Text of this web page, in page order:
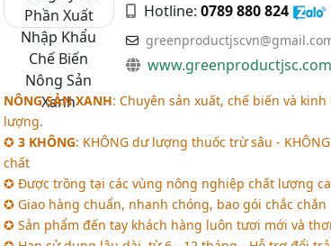
Hotline: 0789 880 824
www.greenproductjsc.com
NÔNG SẢN XANH: Chuyên sản xuất, chế biến và
lượng.
✪ 3 KHÔNG: KHÔNG dư lượng thuốc trừ sâu -
chất
✪ Được trồng tại các vùng nông nghiệp chất lượng
✪ Giao hàng chuẩn, nhanh chóng, bao gói chắc chắn
✪ Sản phẩm đến tay khách hàng luôn tươi mới và